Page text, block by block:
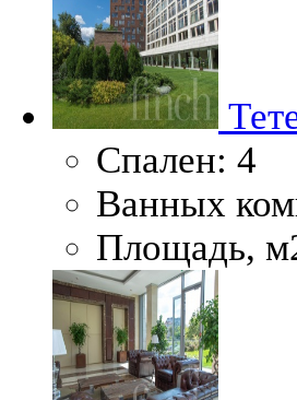
Спален: 4
Ванных
Площадь,